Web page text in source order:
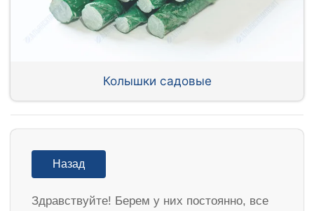
Колышки садовые
Назад
Здравствуйте! Берем у них постоянно, все